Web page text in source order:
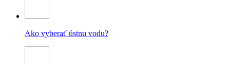
Ako vyberať ústnu vodu?